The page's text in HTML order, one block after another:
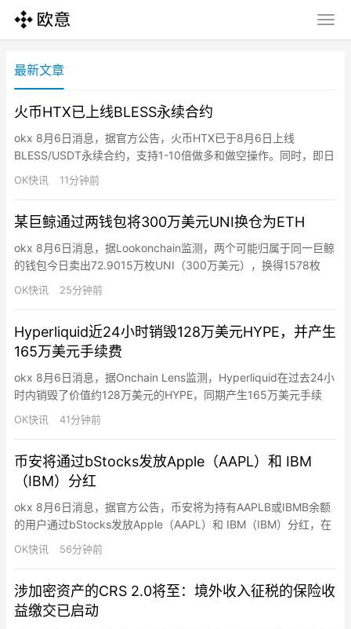
最新文章
火币HTX已上线BLESS永续合约
okx 8月6日消息，据官方公告，火币HTX已于8月6日上线
BLESS/USDT永续合约，支持1-10倍做多和做空操作。同时，即日
起至8月11日15:00（UTC+8），火币HTX推出合约新币交易赛，
用户完成报名、参与活动币种合约交易并达到指定门槛，即有机会
OK快讯 11分钟前
某巨鲸通过两钱包将300万美元UNI换仓为ETH
okx 8月6日消息，据Lookonchain监测，两个可能归属于同一巨鲸
的钱包今日卖出72.9015万枚UNI（300万美元），换得1578枚
ETH（300万美元）。
OK快讯 25分钟前
Hyperliquid近24小时销毁128万美元HYPE，并产生
165万美元手续费
okx 8月6日消息，据Onchain Lens监测，Hyperliquid在过去24小
时内销毁了价值约128万美元的HYPE，同期产生165万美元手续
费。历史累计销毁4753万枚HYPE（约26.8亿美元），占最大供应
量10亿枚的4.75%。
OK快讯 41分钟前
币安将通过bStocks发放Apple（AAPL）和 IBM
（IBM）分红
okx 8月6日消息，据官方公告，币安将为持有AAPLB或IBMB余额
的用户通过bStocks发放Apple（AAPL）和 IBM（IBM）分红，在
扣除适用的预扣税、手续费、成本及其他费用后，现金股息净额将
再投资为相同标的证券的额外单位或零碎份额。符合条件的用户将
AAPLB或IBMB余额…
OK快讯 56分钟前
涉加密资产的CRS 2.0将至：境外收入征税的保险收
益缴交已启动